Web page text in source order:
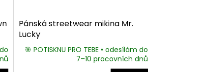
Pánská streetwear mikina Mr.
Lucky
🎯 POTISKNU PRO TEBE • odesílám do
7–10 pracovních dnů